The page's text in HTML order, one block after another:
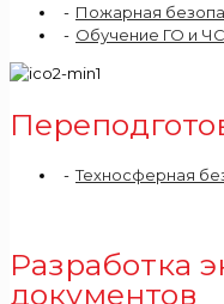
Пожарная
Обучение ГО и ЧС
Техносферная
Разработка
документов